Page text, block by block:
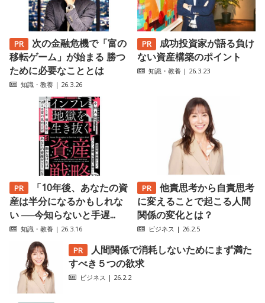
次の金融危機で「富の
移転ゲーム」が始まる 勝つ
ために必要なこととは
知識・教養 | 26.3.26
成功投資家が語る負け
ない資産構築のポイント
知識・教養 | 26.3.23
「10年後、あなたの資
産は半分になるかもしれな
い ──今知らないと手遅...
知識・教養 | 26.3.16
他責思考から自責思考
に変えることで起こる人間
関係の変化とは？
ビジネス | 26.2.5
人間関係で消耗しないためにまず満た
すべき５つの欲求
ビジネス | 26.2.2